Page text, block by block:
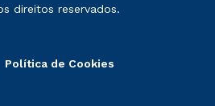
poderão sofrer alterações
direitos reservados.
Política de Cookies